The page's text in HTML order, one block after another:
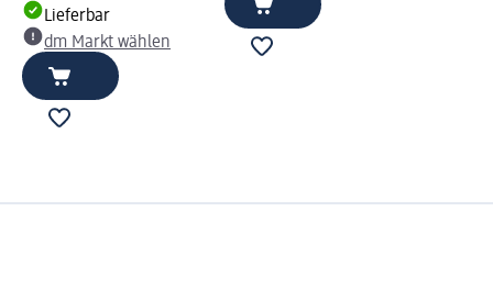
Lieferbar
dm Markt wählen